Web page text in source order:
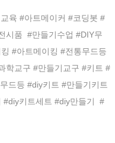
육 #아트메이커 #코딩봇 #
시품 #만들기수업 #DIY무
#아트메이킹 #전통무드등
학교구 #만들기교구 #키트 #
드등 #diy키트 #만들기키트
#diy키트세트 #diy만들기 #